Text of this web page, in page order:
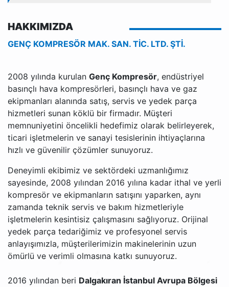
HAKKIMIZDA
GENÇ KOMPRESÖR MAK. SAN. TİC. LTD. ŞTİ.
2008 yılında kurulan Genç Kompresör, endüstriyel
basınçlı hava kompresörleri, basınçlı hava ve gaz
ekipmanları alanında satış, servis ve yedek parça
hizmetleri sunan köklü bir firmadır. Müşteri
memnuniyetini öncelikli hedefimiz olarak belirleyerek,
ticari işletmelerin ve sanayi tesislerinin ihtiyaçlarına
hızlı ve güvenilir çözümler sunuyoruz.
Deneyimli ekibimiz ve sektördeki uzmanlığımız
sayesinde, 2008 yılından 2016 yılına kadar ithal ve yerli
kompresör ve ekipmanların satışını yaparken, aynı
zamanda teknik servis ve bakım hizmetleriyle
işletmelerin kesintisiz çalışmasını sağlıyoruz. Orijinal
yedek parça tedariğimiz ve profesyonel servis
anlayışımızla, müşterilerimizin makinelerinin uzun
ömürlü ve verimli olmasına katkı sunuyoruz.
2016 yılından beri Dalgakıran İstanbul Avrupa Bölgesi